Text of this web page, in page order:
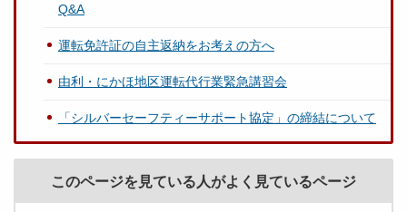
Q&A
運転免許証の自主返納をお考えの方へ
由利・にかほ地区運転代行業緊急講習会
「シルバーセーフティーサポート協定」の締結について
このページを見ている人がよく見ているページ